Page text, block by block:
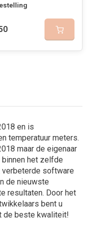
en is
temperatuur meters.
maar de eigenaar
binnen het zelfde
software
de nieuwste
resultaten. Door het
bent u
de beste kwaliteit!